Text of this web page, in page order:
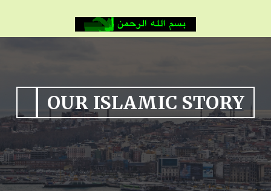
OUR ISLAMIC STORY